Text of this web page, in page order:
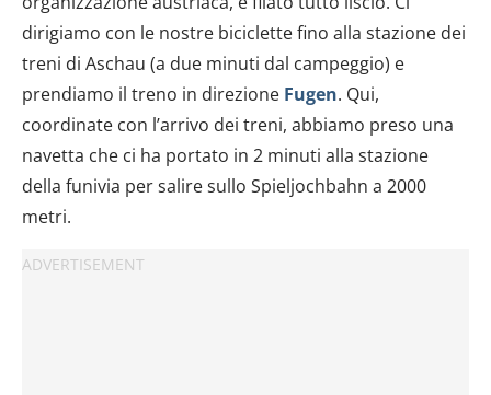
dirigiamo con le nostre biciclette fino alla stazione dei
treni di Aschau (a due minuti dal campeggio) e
prendiamo il treno in direzione Fugen. Qui,
coordinate con l’arrivo dei treni, abbiamo preso una
navetta che ci ha portato in 2 minuti alla stazione
della funivia per salire sullo Spieljochbahn a 2000
metri.